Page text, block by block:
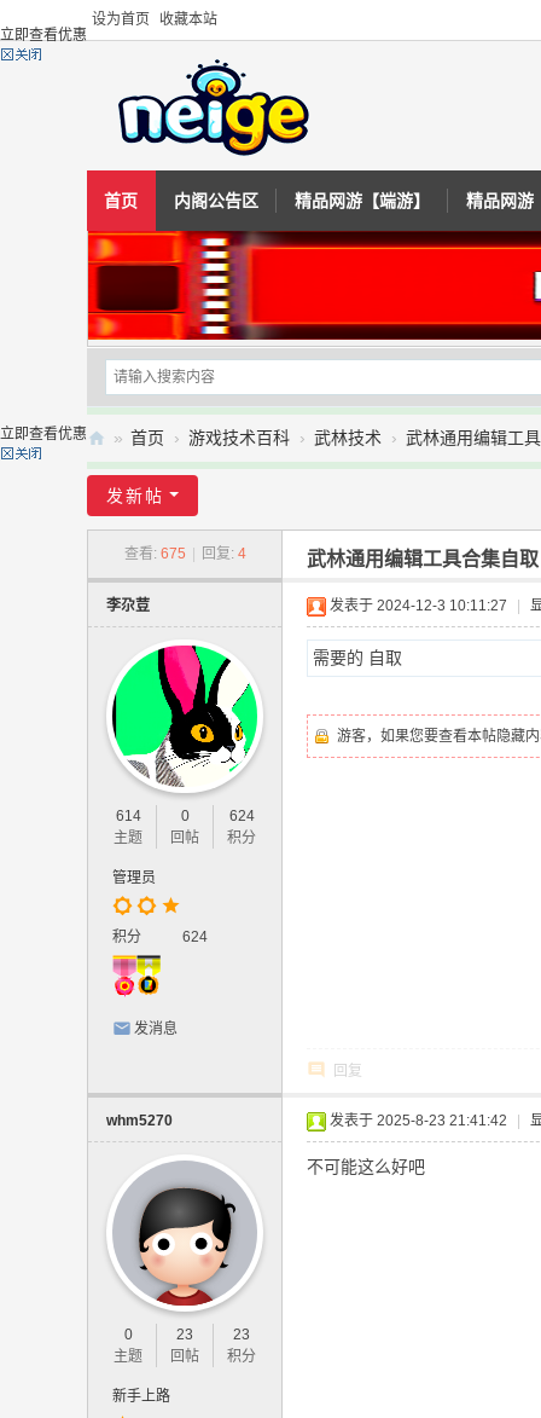
设为首页 收藏本站
首页 内阁公告区 精品网游【端游】 精品网游
内
网
社
区
» 首页 › 游戏技术百科 › 武林技术 › 武林通用编辑工
发新帖
查看: 675 回复: 4 武林通用编辑工具合集自
李尕荳
614
主题
0
回帖
624
积分
管理员
积分 624
发消息
发表于 2024-12-3 10:11:27
需要的 自取
游客，如果您要查看本帖隐藏
回复
whm5270
0
主题
23
回帖
23
积分
新手上路
发表于 2025-8-23 21:41:42
不可能这么好吧
立即查看优惠
立即查看优惠